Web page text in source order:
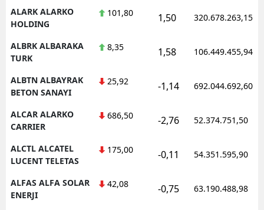
ALARK ALARKO
HOLDING
101,80 1,50 320.678.263,15
ALBRK ALBARAKA
TURK
8,35 1,58 106.449.455,94
ALBTN ALBAYRAK
BETON SANAYI
25,92 -1,14 692.044.692,60
ALCAR ALARKO
CARRIER
686,50 -2,76 52.374.751,50
ALCTL ALCATEL
LUCENT TELETAS
175,00 -0,11 54.351.595,90
ALFAS ALFA SOLAR
ENERJI
42,08 -0,75 63.190.488,98